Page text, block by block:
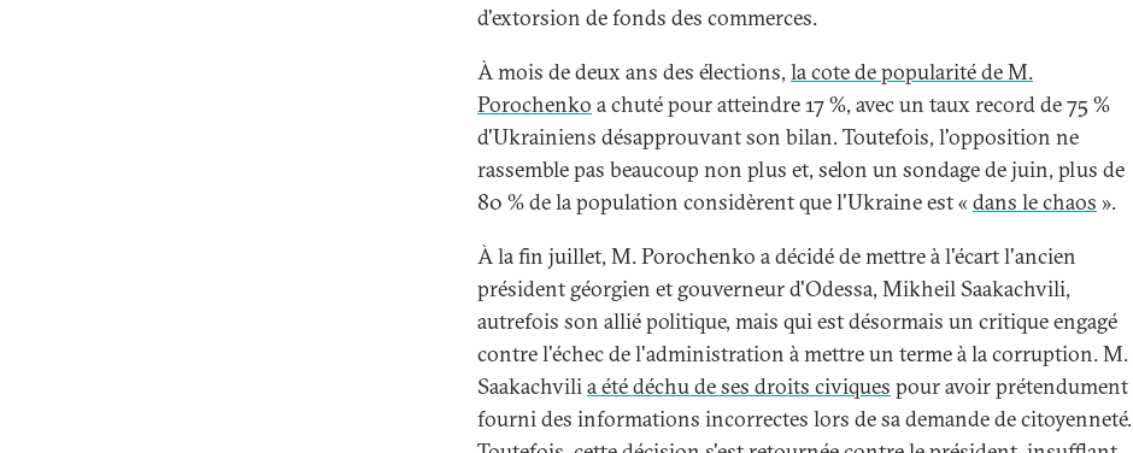
d'extorsion de fonds des commerces.
À mois de deux ans des élections, la cote de popularité de M.
Porochenko a chuté pour atteindre 17 %, avec un taux record de 75 %
d'Ukrainiens désapprouvant son bilan. Toutefois, l'opposition ne
rassemble pas beaucoup non plus et, selon un sondage de juin, plus de
80 % de la population considèrent que l'Ukraine est « dans le chaos ».
À la fin juillet, M. Porochenko a décidé de mettre à l'écart l'ancien
président géorgien et gouverneur d'Odessa, Mikheil Saakachvili,
autrefois son allié politique, mais qui est désormais un critique engagé
contre l'échec de l'administration à mettre un terme à la corruption. M.
Saakachvilia été déchu de ses droits civiques pour avoir prétendument
fourni des informations incorrectes lors de sa demande de citoyenneté.